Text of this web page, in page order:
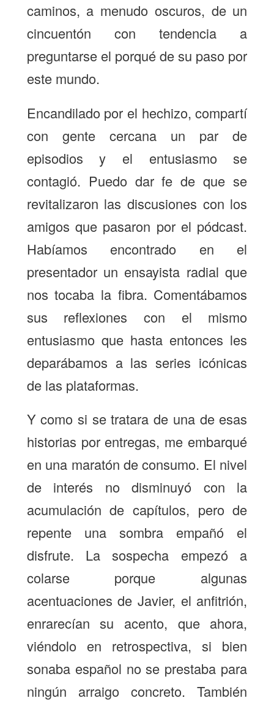
caminos, a menudo oscuros, de un
cincuentón con tendencia a
preguntarse el porqué de su paso por
este mundo.
Encandilado por el hechizo, compartí
con gente cercana un par de
episodios y el entusiasmo se
contagió. Puedo dar fe de que se
revitalizaron las discusiones con los
amigos que pasaron por el pódcast.
Habíamos encontrado en el
presentador un ensayista radial que
nos tocaba la fibra. Comentábamos
sus reflexiones con el mismo
entusiasmo que hasta entonces les
deparábamos a las series icónicas
de las plataformas.
Y como si se tratara de una de esas
historias por entregas, me embarqué
en una maratón de consumo. El nivel
de interés no disminuyó con la
acumulación de capítulos, pero de
repente una sombra empañó el
disfrute. La sospecha empezó a
colarse porque algunas
acentuaciones de Javier, el anfitrión,
enrarecían su acento, que ahora,
viéndolo en retrospectiva, si bien
sonaba español no se prestaba para
ningún arraigo concreto. También